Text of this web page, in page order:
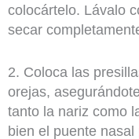
colocártelo. Lávalo
secar
2. Coloca las
orejas,
tanto la nariz como
bien el puente